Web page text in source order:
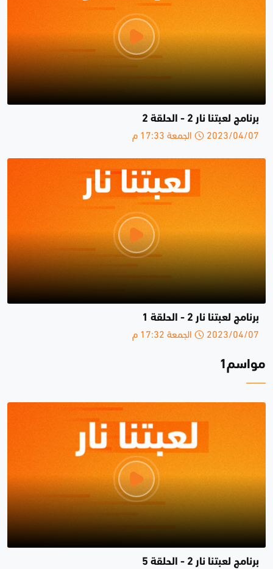
برنامج لعبتنا نار 2 - الحلقة 2
2023/04/07 الجمعة 17:33 م
برنامج لعبتنا نار 2 - الحلقة 1
2023/04/07 الجمعة 17:32 م
مواسم1
برنامج لعبتنا نار 2 - الحلقة 5